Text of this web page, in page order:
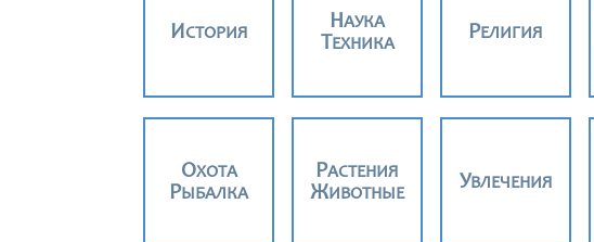
ИСТОРИЯ
НАУКА
ТЕХНИКА
РЕЛИГИЯ
ОХОТА
РЫБАЛКА
РАСТЕНИЯ
ЖИВОТНЫЕ
УВЛЕЧЕНИЯ